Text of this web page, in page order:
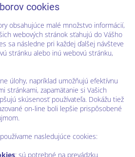
cookies
obsahujúce malé množstvo informácií,
webových stránok sťahujú do Vášho
sa následne pri každej ďalšej návšteve
stránku alebo inú webovú stránku,
úlohy, napríklad umožňujú efektívnu
stránkami, zapamätanie si Vašich
skúsenosť používateľa. Dokážu tiež
on-line boli lepšie prispôsobené
nasledujúce cookies:
: sú potrebné na prevádzku